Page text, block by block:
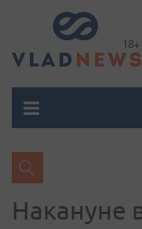
Накануне